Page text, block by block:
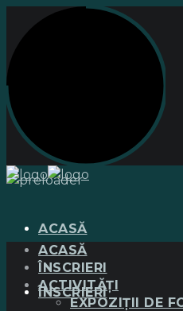
ACASĂ
ÎNSCRIERI
ACASĂ
ÎNSCRIERI
ACTIVITĂȚI
EXPOZIȚII DE